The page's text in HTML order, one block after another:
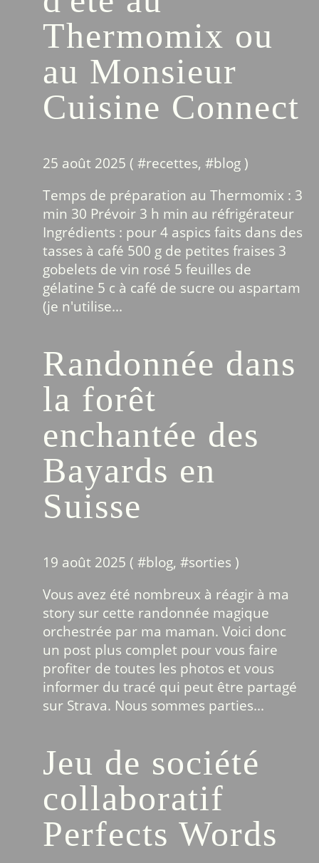
Thermomix ou
au Monsieur
Cuisine Connect
25 août 2025 ( #recettes, #blog )
Temps de préparation au Thermomix : 3
min 30 Prévoir 3 h min au réfrigérateur
Ingrédients : pour 4 aspics faits dans des
tasses à café 500 g de petites fraises 3
gobelets de vin rosé 5 feuilles de
gélatine 5 c à café de sucre ou aspartam
(je n'utilise...
Randonnée dans
la forêt
enchantée des
Bayards en
Suisse
19 août 2025 ( #blog, #sorties )
Vous avez été nombreux à réagir à ma
story sur cette randonnée magique
orchestrée par ma maman. Voici donc
un post plus complet pour vous faire
profiter de toutes les photos et vous
informer du tracé qui peut être partagé
sur Strava. Nous sommes parties...
Jeu de société
collaboratif
Perfects Words